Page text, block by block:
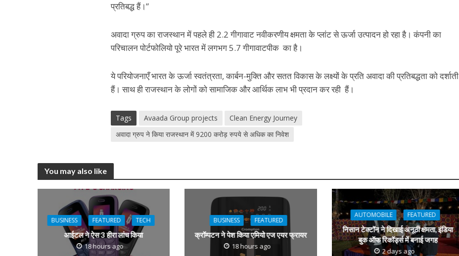
प्रतिबद्ध हैं।”
अवादा ग्रुप का राजस्थान में पहले ही 2.2 गीगावाट नवीकरणीय क्षमता के प्लांट से ऊर्जा उत्पादन हो रहा है। कंपनी का
परिचालन पोर्टफोलियो पूरे भारत में लगभग 5.7 गीगावाटपीक का है।
ये परियोजनाएँ भारत के ऊर्जा स्वतंत्रता, कार्बन-मुक्ति और सतत विकास के लक्ष्यों के प्रति अवादा की प्रतिबद्धता को दर्शाती
हैं। साथ ही राजस्थान के लोगों को सामाजिक और आर्थिक लाभ भी प्रदान कर रही हैं।
Tags Avaada Group projects
Clean Energy Journey
अवादा ग्रुप ने किया राजस्थान में 9200 करोड़ रुपये से अधिक का निवेश
You may also like
BUSINESS FEATURED TECH
आईटल ने ऐस 3 हीरा लांच किया
18 hours ago
BUSINESS FEATURED
क्रॉम्पटन ने पेश किया एमियो एज एयर फ्रायर
18 hours ago
AUTOMOBILE FEATURED
निसान टेक्टॉन ने दिखाई अनूठी क्षमता, इंडिया
बुक ऑफ रिकॉर्ड्स में बनाई जगह
2 days ago